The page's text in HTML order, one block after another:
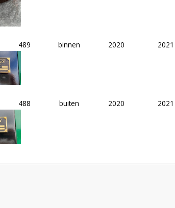
molen De Arkduif in Bodegraven (Zuid-Holland)
489 binnen 2020 2021
488 buiten 2020 2021